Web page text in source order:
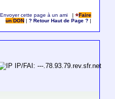
Envoyer cette page à un ami |
Faire
un DON
|? Retour Haut de Page ?
IP/FAI: ---.78.93.79.rev.sfr.net